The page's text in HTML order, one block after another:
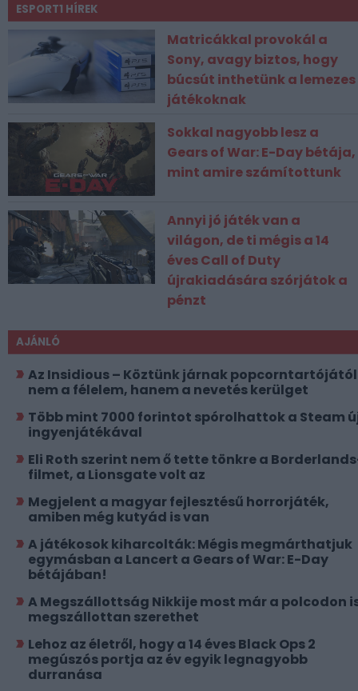
ESPORT1 HÍREK
Matricákkal provokál a
Sony, avagy biztos, hogy
búcsút inthetünk a lemezes
játékoknak
Sokkal nagyobb lesz a
Gears of War: E-Day bétája,
mint amire számítottunk
Annyi jó játék van a
világon, de ti mégis a 14
éves Call of Duty
újrakiadására szórjátok a
pénzt
AJÁNLÓ
Az Insidious – Köztünk járnak popcorntartójától
nem a félelem, hanem a nevetés kerülget
Több mint 7000 forintot spórolhattok a Steam
ingyenjátékával
Eli Roth szerint nem ő tette tönkre a
filmet, a Lionsgate volt az
Megjelent a magyar fejlesztésű horrorjáték,
amiben még kutyád is van
A játékosok kiharcolták: Mégis megmárthatjuk
egymásban a Lancert a Gears of War: E-Day
bétájában!
A Megszállottság Nikkije most már a polcodon
megszállottan szerethet
Lehoz az életről, hogy a 14 éves Black Ops 2
megúszós portja az év egyik legnagyobb
durranása